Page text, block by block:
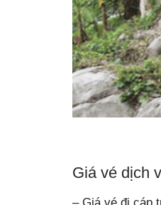
Giá vé dịch